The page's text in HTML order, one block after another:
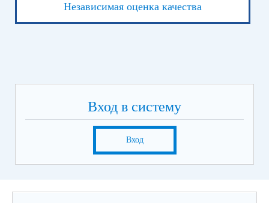
Независимая оценка качества
Вход в систему
Вход